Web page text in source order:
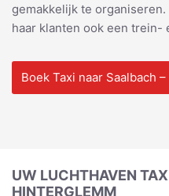
gemakkelijk te
haar klanten ook een trein-
Boek Taxi naar Saalbach
UW LUCHTHAVEN
HINTERGLEMM